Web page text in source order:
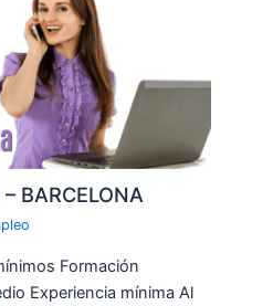
BARCELONA
Formación
Experiencia mínima Al